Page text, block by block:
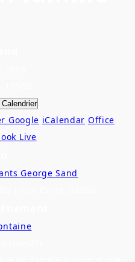
Google iCalendar Office
Live
George Sand